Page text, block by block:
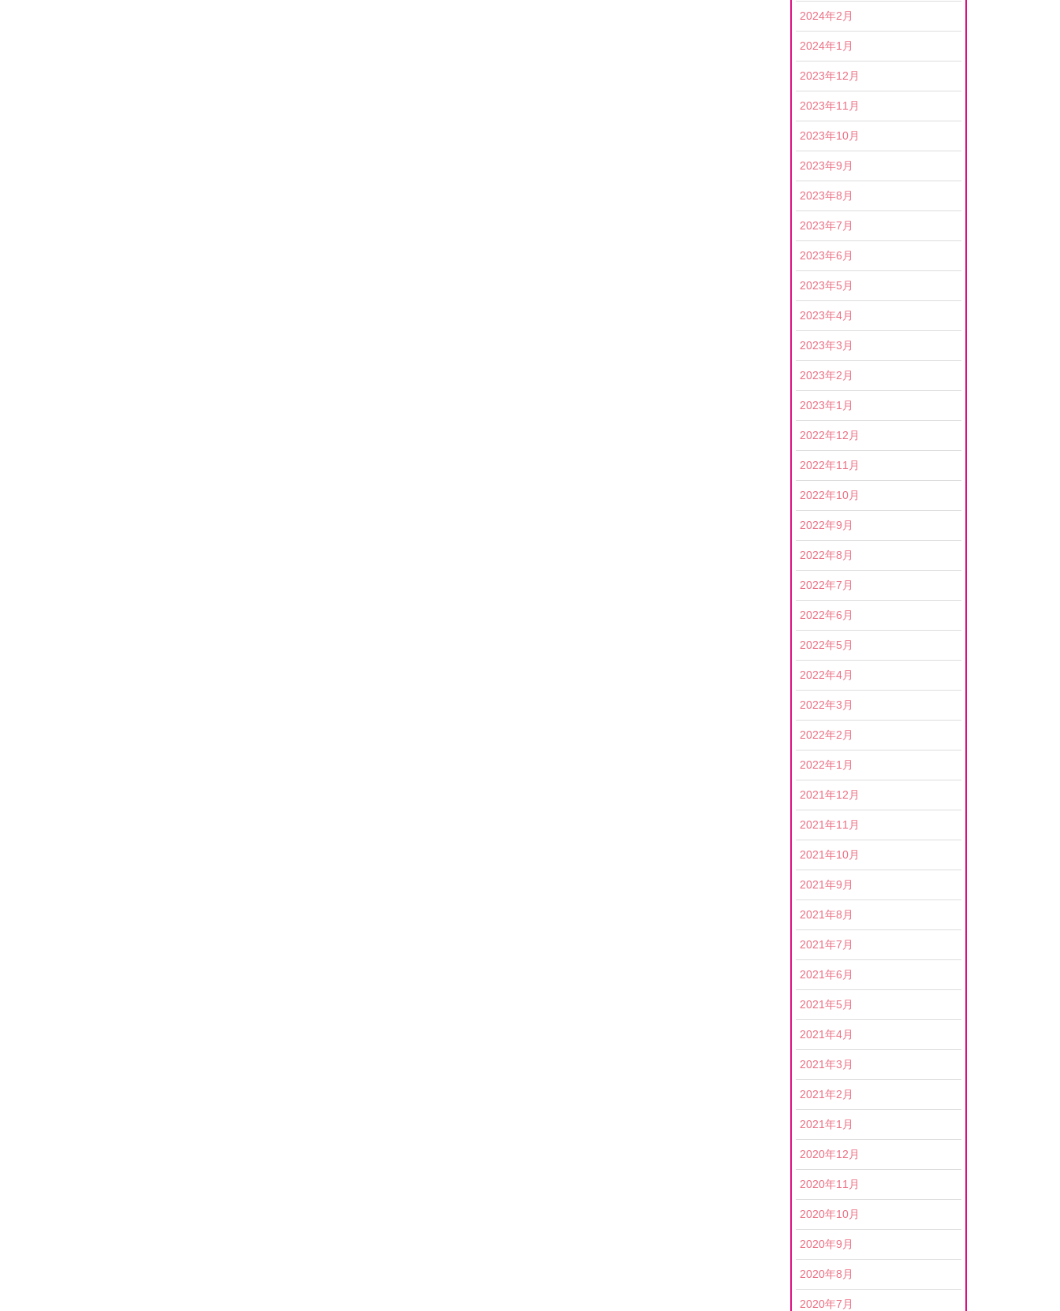
2024年2月
2024年1月
2023年12月
2023年11月
2023年10月
2023年9月
2023年8月
2023年7月
2023年6月
2023年5月
2023年4月
2023年3月
2023年2月
2023年1月
2022年12月
2022年11月
2022年10月
2022年9月
2022年8月
2022年7月
2022年6月
2022年5月
2022年4月
2022年3月
2022年2月
2022年1月
2021年12月
2021年11月
2021年10月
2021年9月
2021年8月
2021年7月
2021年6月
2021年5月
2021年4月
2021年3月
2021年2月
2021年1月
2020年12月
2020年11月
2020年10月
2020年9月
2020年8月
2020年7月